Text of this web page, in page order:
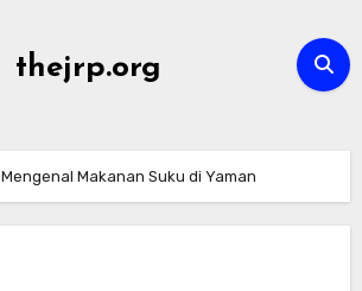
thejrp.org
Mengenal Makanan Suku di Yaman